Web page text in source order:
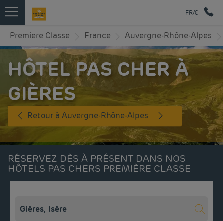
FR/€
Premiere Classe France Auvergne-Rhône-Alpes
HÔTEL PAS CHER À
GIÈRES
Retour à Auvergne-Rhône-Alpes
RÉSERVEZ DÈS À PRÉSENT DANS NOS
HÔTELS PAS CHERS PREMIÈRE CLASSE